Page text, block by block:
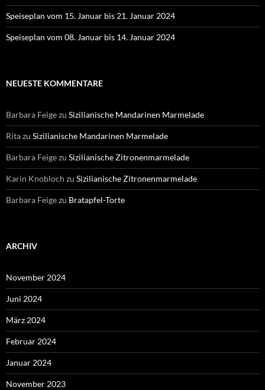
Speiseplan vom 15. Januar bis 21. Januar 2024
Speiseplan vom 08. Januar bis 14. Januar 2024
NEUESTE KOMMENTARE
Barbara Feigezu Sizilianische Mandarinen Marmelade
Ritazu Sizilianische Mandarinen Marmelade
Barbara Feigezu Sizilianische Zitronenmarmelade
Karin Knobloch zu Sizilianische Zitronenmarmelade
Barbara Feigezu Bratapfel-Torte
ARCHIV
November 2024
Juni 2024
März 2024
Februar 2024
Januar 2024
November 2023